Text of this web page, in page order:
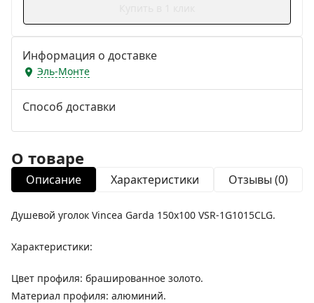
Информация о доставке
Эль-Монте
Способ доставки
О товаре
Описание Характеристики Отзывы (0)
Душевой уголок Vincea Garda 150x100 VSR-1G1015CLG.
Характеристики:
Цвет профиля: брашированное золото.
Материал профиля: алюминий.